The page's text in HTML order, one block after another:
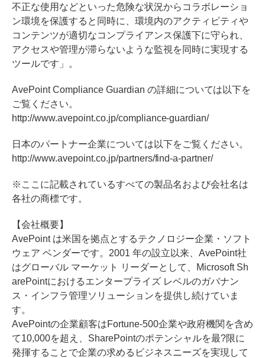
不正な使用などといった危険な状況からコラボレーショ
ン環境を保護すると同時に、環境内のアクティビティや
コンテンツが適切なコンプライアンス保護下に守られ、
アクセスや管理が滞らないような監視を同時に実現する
ツールです」。
AvePoint Compliance Guardian の詳細については以下を
ご覧ください。
http://www.avepoint.co.jp/compliance-guardian/
日本のパートナー企業については以下をご覧ください。
http://www.avepoint.co.jp/partners/find-a-partner/
※ここに記載されているすべての製品名および会社名は
各社の商標です。
【会社概要】
AvePoint は米国を拠点とするテクノロジー企業・ソフト
ウェア ベンダーです。2001 年の設立以来、AvePoint社
はグローバル マーケット リーダーとして、Microsoft Sh
arePointにおけるエンタープライズ レベルのガバナン
ス・インフラ管理ソリューションを提供し続けていま
す。
AvePointの企業顧客はFortune-500企業や政府機関を含め
て10,000を超え、SharePointのポテンシャルを最?限に
発揮することで企業の求めるビジネスニーズを実現して